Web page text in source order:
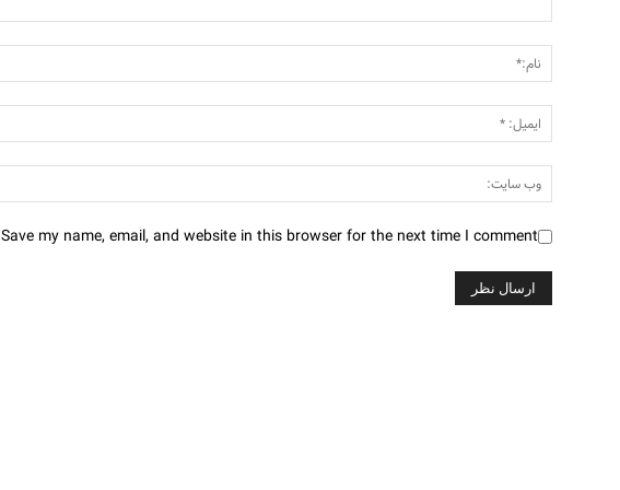
Save my name, email, and website in this browser for the next time I comment.